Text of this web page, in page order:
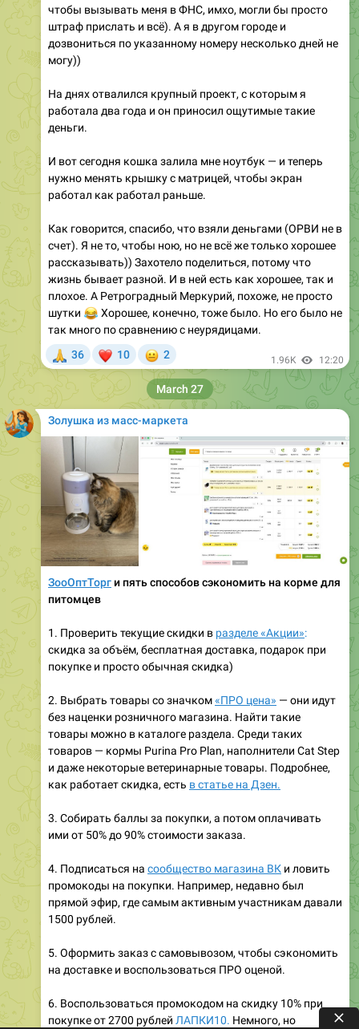
дозвониться по указанному номеру несколько дней не
могу))
На днях отвалился крупный проект, с которым я
деньги.
И вот сегодня кошка залила мне ноутбук — и теперь
работал как работал раньше.
Как говорится, спасибо, что взяли деньгами (ОРВИ не в
рассказывать)) Захотело поделиться, потому что
жизнь бывает разной. И в ней есть как хорошее, так и
плохое. А Ретроградный Меркурий, похоже, не просто
шутки
Хорошее, конечно, тоже было. Но его было не
так много по сравнению с неурядицами.
36 10
😐
2
Золушка из масс-маркета
и пять способов сэкономить на корме для
питомцев
1. Проверить текущие скидки в
покупке и просто обычная скидка)
2. Выбрать товары со значком«ПРО цена»
товары можно в каталоге раздела. Среди таких
товаров — кормы Purina Pro Plan, наполнители Cat Step
и даже некоторые ветеринарные товары. Подробнее,
как работает скидка, естьв статье на Дзен.
3. Собирать баллы за покупки, а потом оплачивать
4. Подписаться насообщество магазина ВК
прямой эфир, где самым активным участникам давали
1500 рублей.
5. Оформить заказ с самовывозом, чтобы сэкономить
6. Воспользоваться промокодом на скидку 10% при
приятно. Действует до 31 марта.
March 27